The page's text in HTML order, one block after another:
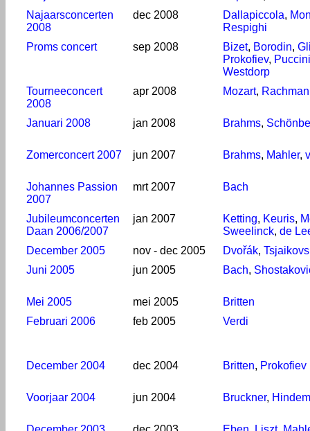
Najaarsconcerten
2008
dec 2008 Dallapiccola,
Respighi
Proms concert
sep 2008 Bizet, Borodin,
Prokofiev, Puccini
Westdorp
Tourneeconcert
2008
apr 2008 Mozart,
Januari 2008 jan 2008 Brahms,
Zomerconcert 2007 jun 2007 Brahms, Mahler,
Johannes Passion
2007
mrt 2007 Bach
Jubileumconcerten
Daan 2006/2007
jan 2007 Ketting, Keuris,
Sweelinck, de
December 2005
nov - dec 2005 Dvořák,
Juni 2005
jun 2005 Bach,
Mei 2005 mei 2005
Britten
Februari 2006
feb 2005 Verdi
December 2004 dec 2004 Britten, Prokofiev
Voorjaar 2004 jun 2004 Bruckner,